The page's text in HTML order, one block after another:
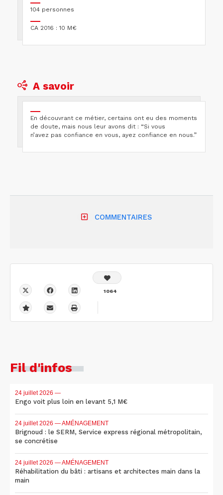
104 personnes
CA 2016 : 10 M€
A savoir
En découvrant ce métier, certains ont eu des moments
de doute, mais nous leur avons dit : “Si vous
n’avez pas confiance en vous, ayez confiance en nous.”
COMMENTAIRES
1064
Fil d'infos
24 juillet 2026 —
Engo voit plus loin en levant 5,1 M€
24 juillet 2026 — AMÉNAGEMENT
Brignoud : le SERM, Service express régional métropolitain,
se concrétise
24 juillet 2026 — AMÉNAGEMENT
Réhabilitation du bâti : artisans et architectes main dans la
main